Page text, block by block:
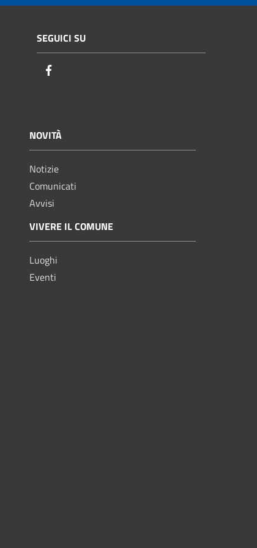
SEGUICI SU
NOVITÀ
Notizie
Comunicati
Avvisi
VIVERE IL COMUNE
Luoghi
Eventi